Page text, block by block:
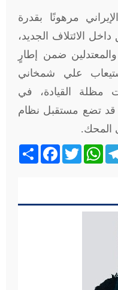
مرهونًا بقدرة
الائتلاف الجديد،
ضمن إطارٍ
علي شمخاني
مظلة القيادة، في
قد تضع مستقبل نظام
المحك.
Share
FacebookTwitter
WhatsApp